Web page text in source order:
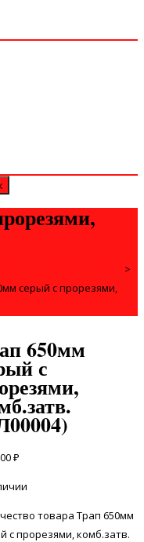
>
серый с прорезями,
650мм
с
₽
товара Трап 650мм
с прорезями, комб.затв.